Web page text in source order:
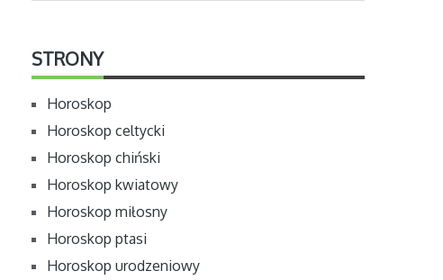
STRONY
Horoskop
Horoskop celtycki
Horoskop chiński
Horoskop kwiatowy
Horoskop miłosny
Horoskop ptasi
Horoskop urodzeniowy